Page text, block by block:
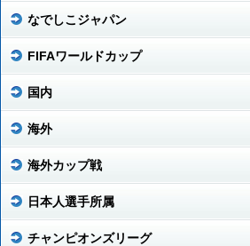
なでしこジャパン
FIFAワールドカップ
国内
海外
海外カップ戦
日本人選手所属
チャンピオンズリーグ